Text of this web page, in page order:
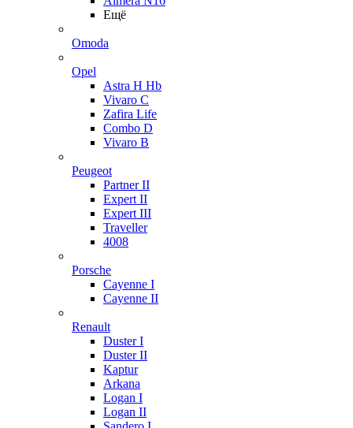
Ещё
Omoda
Opel
Astra H Hb
Vivaro C
Zafira Life
Combo D
Vivaro B
Peugeot
Partner II
Expert II
Expert III
Traveller
4008
Porsche
Cayenne I
Cayenne II
Renault
Duster I
Duster II
Kaptur
Arkana
Logan I
Logan II